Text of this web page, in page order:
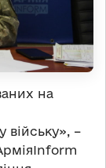
на
війську», –